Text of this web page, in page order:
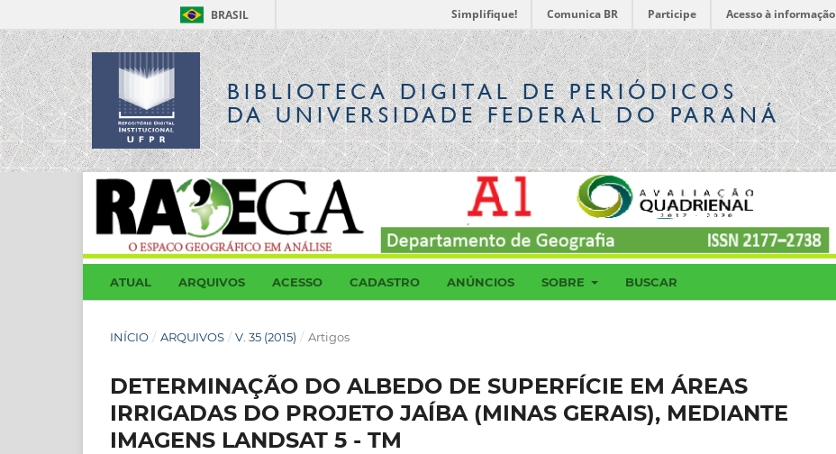
BRASIL Simplifique! Comunica BR Participe Acesso à informação
BIBLIOTECA DIGITALDE PERIÓDICOS
DA UNIVERSIDADE FEDERAL DO PARANÁ
ATUAL ARQUIVOS ACESSO CADASTRO ANÚNCIOS SOBRE BUSCAR
INÍCIO / ARQUIVOS / V. 35 (2015) / Artigos
DETERMINAÇÃO DO ALBEDO DE SUPERFÍCIE EM ÁREAS
IRRIGADAS DO PROJETO JAÍBA (MINAS GERAIS), MEDIANTE
IMAGENS LANDSAT 5 - TM